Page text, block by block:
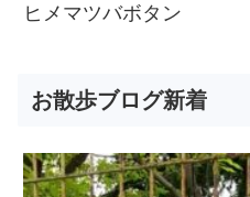
ヒメマツバボタン
お散歩ブログ新着